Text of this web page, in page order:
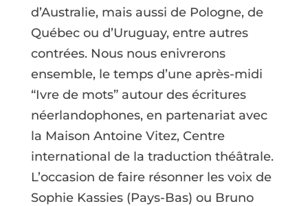
d’Australie, mais aussi de Pologne, de
Québec ou d’Uruguay, entre autres
contrées. Nous nous enivrerons
ensemble, le temps d’une après-midi
“Ivre de mots” autour des écritures
néerlandophones, en partenariat avec
la Maison Antoine Vitez, Centre
international de la traduction théâtrale.
L’occasion de faire résonner les voix de
Sophie Kassies (Pays-Bas) ou Bruno